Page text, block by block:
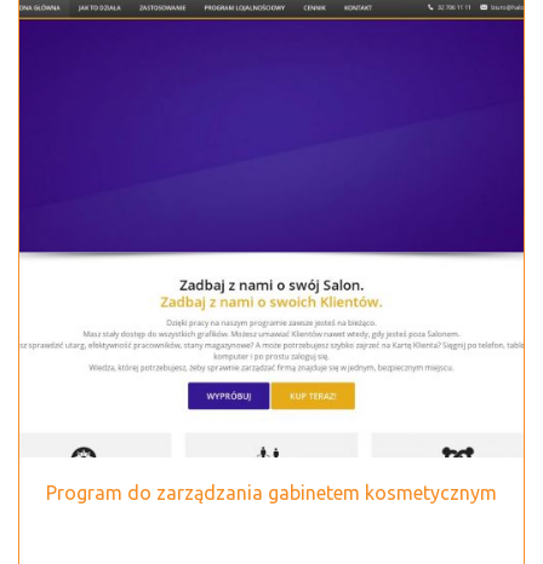
Program do zarządzania gabinetem kosmetycznym